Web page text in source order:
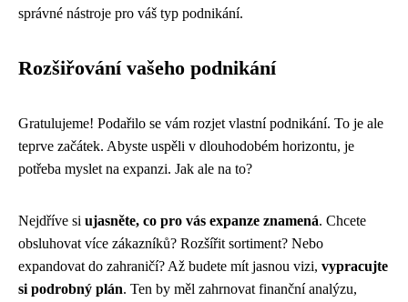
správné nástroje pro váš typ podnikání.
Rozšiřování vašeho podnikání
Gratulujeme! Podařilo se vám rozjet vlastní podnikání. To je ale
teprve začátek. Abyste uspěli v dlouhodobém horizontu, je
potřeba myslet na expanzi. Jak ale na to?
Nejdříve si ujasněte, co pro vás expanze znamená. Chcete
obsluhovat více zákazníků? Rozšířit sortiment? Nebo
expandovat do zahraničí? Až budete mít jasnou vizi, vypracujte
si podrobný plán. Ten by měl zahrnovat finanční analýzu,